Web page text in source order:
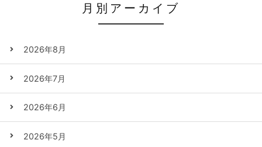
月別アーカイブ
2026年8月
2026年7月
2026年6月
2026年5月